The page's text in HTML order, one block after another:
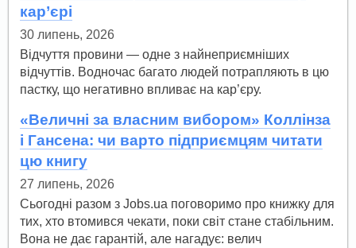
кар’єрі
30 липень, 2026
Відчуття провини — одне з найнеприємніших
відчуттів. Водночас багато людей потрапляють в цю
пастку, що негативно впливає на кар’єру.
«Величні за власним вибором» Коллінза
і Гансена: чи варто підприємцям читати
цю книгу
27 липень, 2026
Сьогодні разом з Jobs.ua поговоримо про книжку для
тих, хто втомився чекати, поки світ стане стабільним.
Вона не дає гарантій, але нагадує: велич